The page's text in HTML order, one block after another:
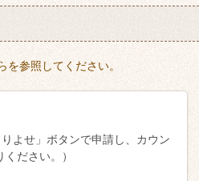
参照してください。
よせ」ボタンで申請し、カウン
ださい。）